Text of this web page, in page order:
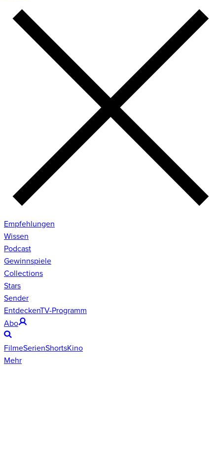
Empfehlungen
Wissen
Podcast
Gewinnspiele
Collections
Stars
Sender
EntdeckenTV-Programm
Abo
FilmeSerienShortsKino
Mehr